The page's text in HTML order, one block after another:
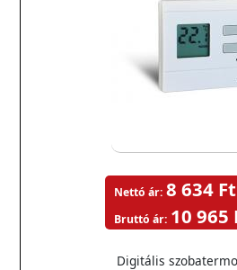
Digitális
Nettó ár: 8 634 Ft
Bruttó ár: 10 965